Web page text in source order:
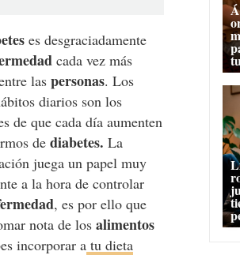
es desgraciadamente
cada vez más
laspersonas. Los
diarios son los
de que cada día aumenten
dediabetes. La
juega un papel muy
a la hora de controlar
, es por ello que
nota de losalimentos
incorporar a tu dieta